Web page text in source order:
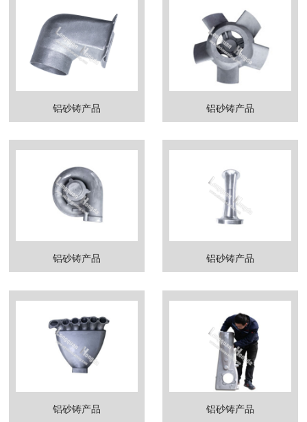
铝砂铸产品 铝砂铸产品
铝砂铸产品 铝砂铸产品
铝砂铸产品 铝砂铸产品